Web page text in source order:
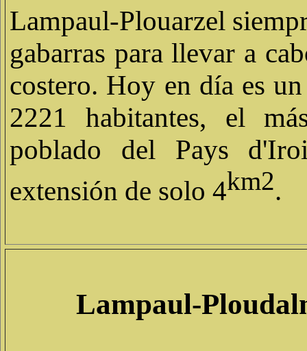
Lampaul-Plouarzel
gabarras para llevar a
costero. Hoy en día es
2221 habitantes, el
poblado del Pays
extensión de solo 4km2.
Lampaul-